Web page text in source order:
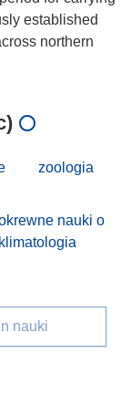
established
northern
zoologia
nauki o
klimatologia
nauki